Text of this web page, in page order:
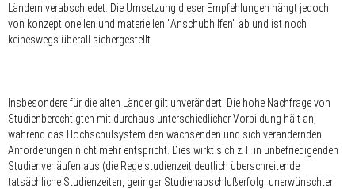
Ländern verabschiedet. Die Umsetzung dieser Empfehlungen hängt jedoch
von konzeptionellen und materiellen "Anschubhilfen" ab und ist noch
keineswegs überall sichergestellt.
Insbesondere für die alten Länder gilt unverändert: Die hohe Nachfrage von
Studienberechtigten mit durchaus unterschiedlicher Vorbildung hält an,
während das Hochschulsystem den wachsenden und sich verändernden
Anforderungen nicht mehr entspricht. Dies wirkt sich z.T. in unbefriedigenden
Studienverläufen aus (die Regelstudienzeit deutlich überschreitende
tatsächliche Studienzeiten, geringer Studienabschlußerfolg, unerwünschter